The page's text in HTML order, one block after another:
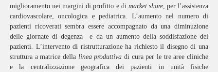
miglioramento nei margini di profitto e di market share, per l’assistenza
cardiovascolare, oncologica e pediatrica. L’aumento nel numero di
pazienti ricoverati sembra essere accompagnato da una diminuzione
delle giornate di degenza e da un aumento della soddisfazione dei
pazienti. L’intervento di ristrutturazione ha richiesto il disegno di una
struttura a matrice della linea produttiva di cura per le tre aree cliniche
e la centralizzazione geografica dei pazienti in unità fisiche